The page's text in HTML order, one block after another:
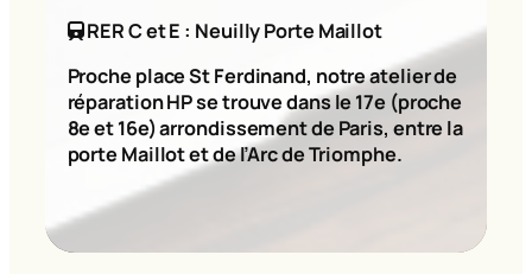
RER C et E : Neuilly Porte Maillot
Proche place St Ferdinand, notre atelier de
réparation HP se trouve dans le 17e (proche
8e et 16e) arrondissement de Paris, entre la
porte Maillot et de l’Arc de Triomphe.